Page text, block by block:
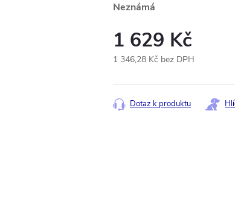
Neznámá
1 629 Kč
1 346,28 Kč bez DPH
cena:
Dotaz k produktu